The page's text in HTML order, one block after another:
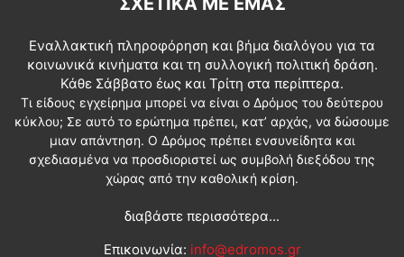
Εναλλακτική πληροφόρηση και βήμα διαλόγου για τα
κοινωνικά κινήματα και τη συλλογική πολιτική δράση.
Κάθε Σάββατο έως και Τρίτη στα περίπτερα.
Τι είδους εγχείρημα μπορεί να είναι ο Δρόμος του δεύτερου
κύκλου; Σε αυτό το ερώτημα πρέπει, κατ’ αρχάς, να δώσουμε
μιαν απάντηση. Ο Δρόμος πρέπει ενσυνείδητα και
σχεδιασμένα να προσδιοριστεί ως συμβολή διεξόδου της
χώρας από την καθολική κρίση.
διαβάστε περισσότερα...
Επικοινωνία: info@edromos.gr